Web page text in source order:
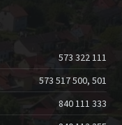
573 322 111
573 517 500, 501
840 111 333